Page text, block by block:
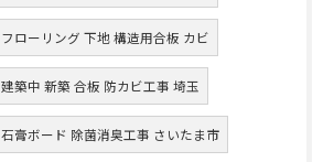
フローリング 下地 構造用合板 カビ
建築中 新築 合板 防カビ工事 埼玉
石膏ボード 除菌消臭工事 さいたま市